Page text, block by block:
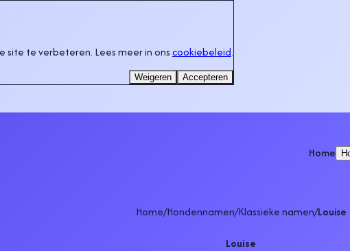
Home
Home/Hondennamen/Klassieke namen/Louise
Louise
site te verbeteren. Lees meer in onscookiebeleid.
Weigeren Accepteren